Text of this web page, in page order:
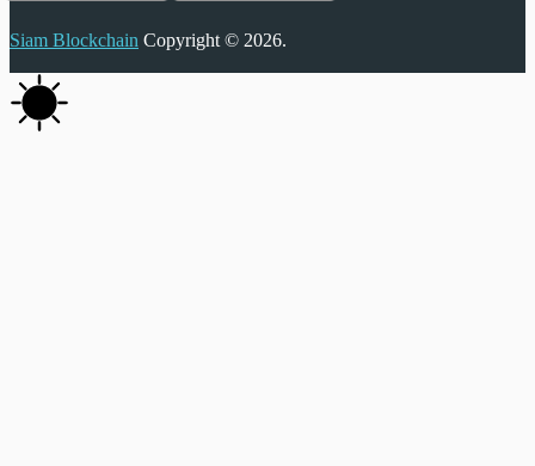
Siam Blockchain Copyright © 2026.